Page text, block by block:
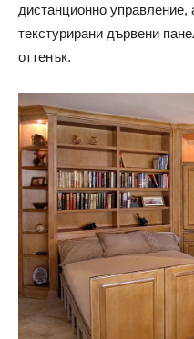
дистанционно
текстурирани дървени
оттенък.